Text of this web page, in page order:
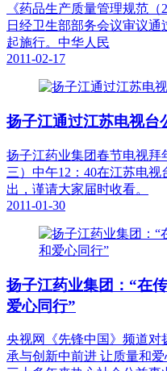
《药品生产质量管理规范
日经卫生部部务会议审议通
起施行。中华人民
2011-02-17
扬子江通过江苏电视台
扬子江药业集团春节电视拜
三）中午12：40在江苏电
出，谨请大家届时收看。
2011-01-30
扬子江药业集团：“在
爱心同行”
央视网《先锋中国》频道对
承与创新中前进 让质量和